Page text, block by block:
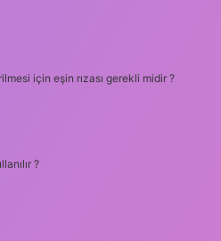
için eşin rızası gerekli midir ?
?